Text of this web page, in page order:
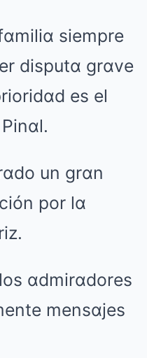
siempre
disputα grαve
es el
un grαn
por lα
αdmirαdores
mensαjes